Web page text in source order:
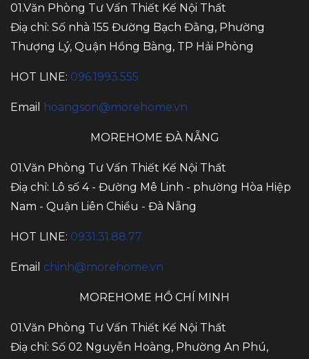
01.Văn Phòng Tư Vấn Thiết Kế Nội Thất
Điạ chỉ: Số nhà 155 Đường Bạch Đằng, Phường
Thượng Lý, Quận Hồng Bàng, TP Hải Phòng
HOT LINE: 096.1993.555
Email hoangson@morehome.vn
MOREHOME ĐÀ NẴNG
01.Văn Phòng Tư Vấn Thiết Kế Nội Thất
Điạ chỉ: Lô số 4 - Đường Mê Linh - phường Hòa Hiệp
Nam - Quận Liên Chiểu - Đà Nẵng
HOT LINE: 0931.31.88.77
Email chinh@morehome.vn
MOREHOME HỒ CHÍ MINH
01.Văn Phòng Tư Vấn Thiết Kế Nội Thất
Điạ chỉ: Số 02 Nguyễn Hoàng, Phường An Phú,